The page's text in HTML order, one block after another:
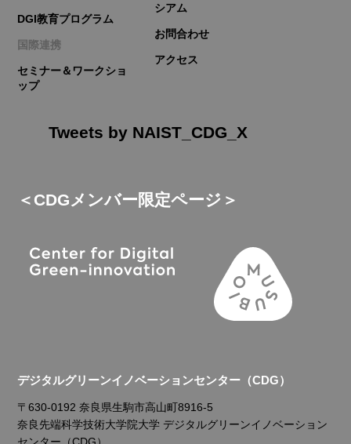
DGI教育プログラム
国際連携
セミナー＆ワークショ
ップ
シアム
お問合わせ
アクセス
Tweets by NAIST_CDG_X
＜CDGメンバー限定ページ＞
デジタルグリーンイノベーションセンター（CDG）
〒630-0192 奈良県生駒市高山町8916-5
奈良先端科学技術大学院大学 デジタルグリーンイノベーション